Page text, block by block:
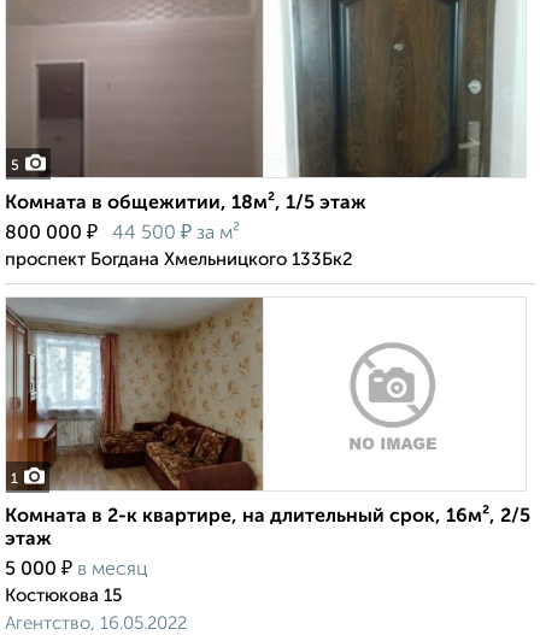
5
Комната в общежитии, 18м², 1/5 этаж
800 000 ₽ 44 500 ₽ за м²
проспект Богдана Хмельницкого 133Бк2
1
Комната в 2-к квартире, на длительный срок, 16м², 2/5
этаж
5 000 ₽ в месяц
Костюкова 15
Агентство, 16.05.2022